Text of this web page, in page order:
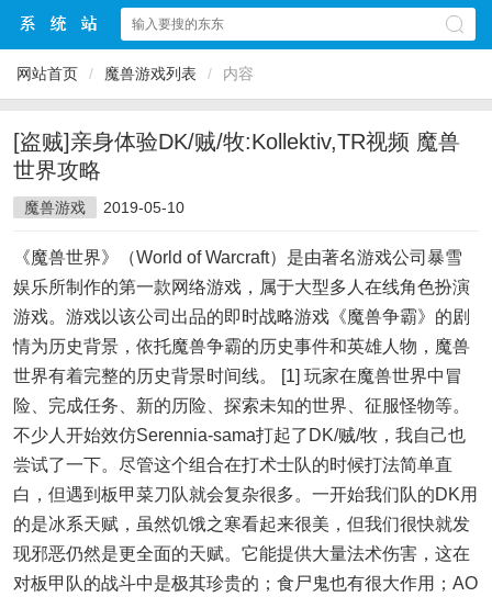
网站首页 / 魔兽游戏列表 / 内容
[盗贼]亲身体验DK/贼/牧:Kollektiv,TR视频 魔兽
世界攻略
魔兽游戏 2019-05-10
《魔兽世界》（World of Warcraft）是由著名游戏公司暴雪
娱乐所制作的第一款网络游戏，属于大型多人在线角色扮演
游戏。游戏以该公司出品的即时战略游戏《魔兽争霸》的剧
情为历史背景，依托魔兽争霸的历史事件和英雄人物，魔兽
世界有着完整的历史背景时间线。 [1] 玩家在魔兽世界中冒
险、完成任务、新的历险、探索未知的世界、征服怪物等。
不少人开始效仿Serennia-sama打起了DK/贼/牧，我自己也
尝试了一下。尽管这个组合在打术士队的时候打法简单直
白，但遇到板甲菜刀队就会复杂很多。一开始我们队的DK用
的是冰系天赋，虽然饥饿之寒看起来很美，但我们很快就发
现邪恶仍然是更全面的天赋。它能提供大量法术伤害，这在
对板甲队的战斗中是极其珍贵的；食尸鬼也有很大作用；AO